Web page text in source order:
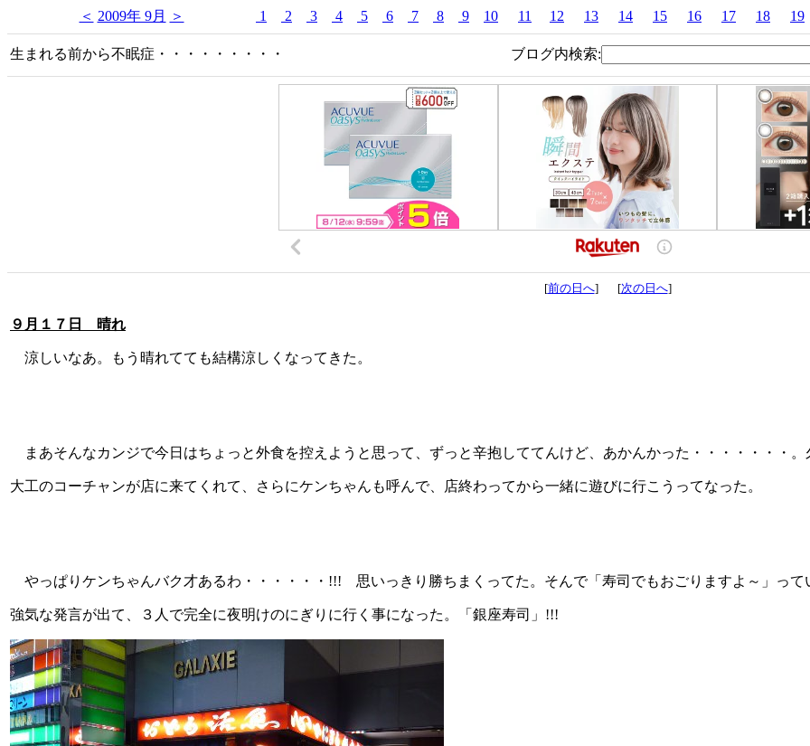
＜ 2009年 9月 ＞ 1 2 3 4 5 6 7 8 9 10 11 12 13 14 15 16 17 18 19
生まれる前から不眠症・・・・・・・・・ ブログ内検索:
[前の日へ] [次の日へ]
９月１７日 晴れ
涼しいなあ。もう晴れてても結構涼しくなってきた。
まあそんなカンジで今日はちょっと外食を控えようと思って、ずっと辛抱しててんけど、あかんかった・・・・・・・。
大工のコーチャンが店に来てくれて、さらにケンちゃんも呼んで、店終わってから一緒に遊びに行こうってなった。
やっぱりケンちゃんバク才あるわ・・・・・・!!! 思いっきり勝ちまくってた。そんで「寿司でもおごりますよ～」って
強気な発言が出て、３人で完全に夜明けのにぎりに行く事になった。「銀座寿司」!!!